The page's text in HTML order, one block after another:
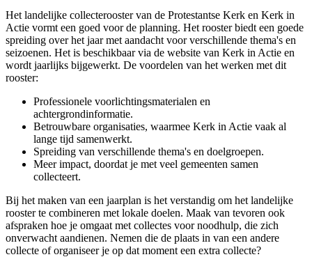
Het landelijke collecterooster van de Protestantse Kerk en Kerk in
Actie vormt een goed voor de planning. Het rooster biedt een goede
spreiding over het jaar met aandacht voor verschillende thema's en
seizoenen. Het is beschikbaar via de website van Kerk in Actie en
wordt jaarlijks bijgewerkt. De voordelen van het werken met dit
rooster:
Professionele voorlichtingsmaterialen en
achtergrondinformatie.
Betrouwbare organisaties, waarmee Kerk in Actie vaak al
lange tijd samenwerkt.
Spreiding van verschillende thema's en doelgroepen.
Meer impact, doordat je met veel gemeenten samen
collecteert.
Bij het maken van een jaarplan is het verstandig om het landelijke
rooster te combineren met lokale doelen. Maak van tevoren ook
afspraken hoe je omgaat met collectes voor noodhulp, die zich
onverwacht aandienen. Nemen die de plaats in van een andere
collecte of organiseer je op dat moment een extra collecte?